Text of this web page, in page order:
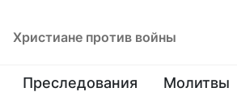
Христиане против войны
Преследования Молитвы